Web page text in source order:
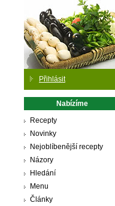
Přihlásit
Nabízíme
Recepty
Novinky
Nejoblíbenější recepty
Názory
Hledání
Menu
Články